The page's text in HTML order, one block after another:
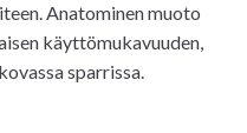
Anatominen muoto
käyttömukavuuden,
sparrissa.